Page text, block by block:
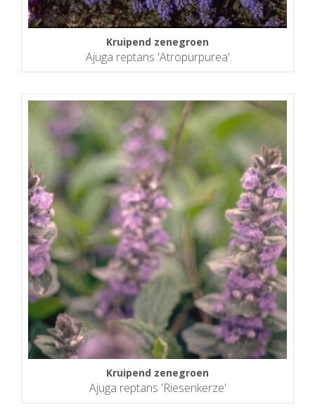
Kruipend zenegroen
Ajuga reptans 'Atropurpurea'
Kruipend zenegroen
Ajuga reptans 'Riesenkerze'